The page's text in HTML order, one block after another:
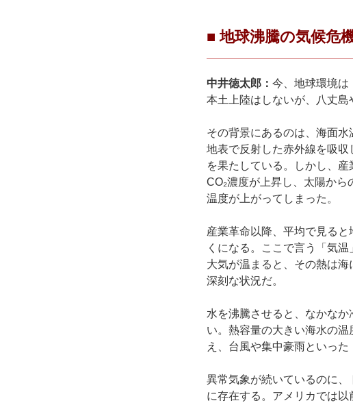
■ 地球沸騰の気候危
中井徳太郎： 今、地球環境は
本土上陸はしないが、八丈島
その背景にあるのは、海面
地表で反射した赤外線を吸
を果たしている。しかし、
CO₂濃度が上昇し、太陽か
温度が上がってしまった。
産業革命以降、平均で見る
くになる。ここで言う「気
大気が温まると、その熱は
深刻な状況だ。
水を沸騰させると、なかな
い。熱容量の大きい海水の
え、台風や集中豪雨といった
異常気象が続いているのに
に存在する。アメリカでは